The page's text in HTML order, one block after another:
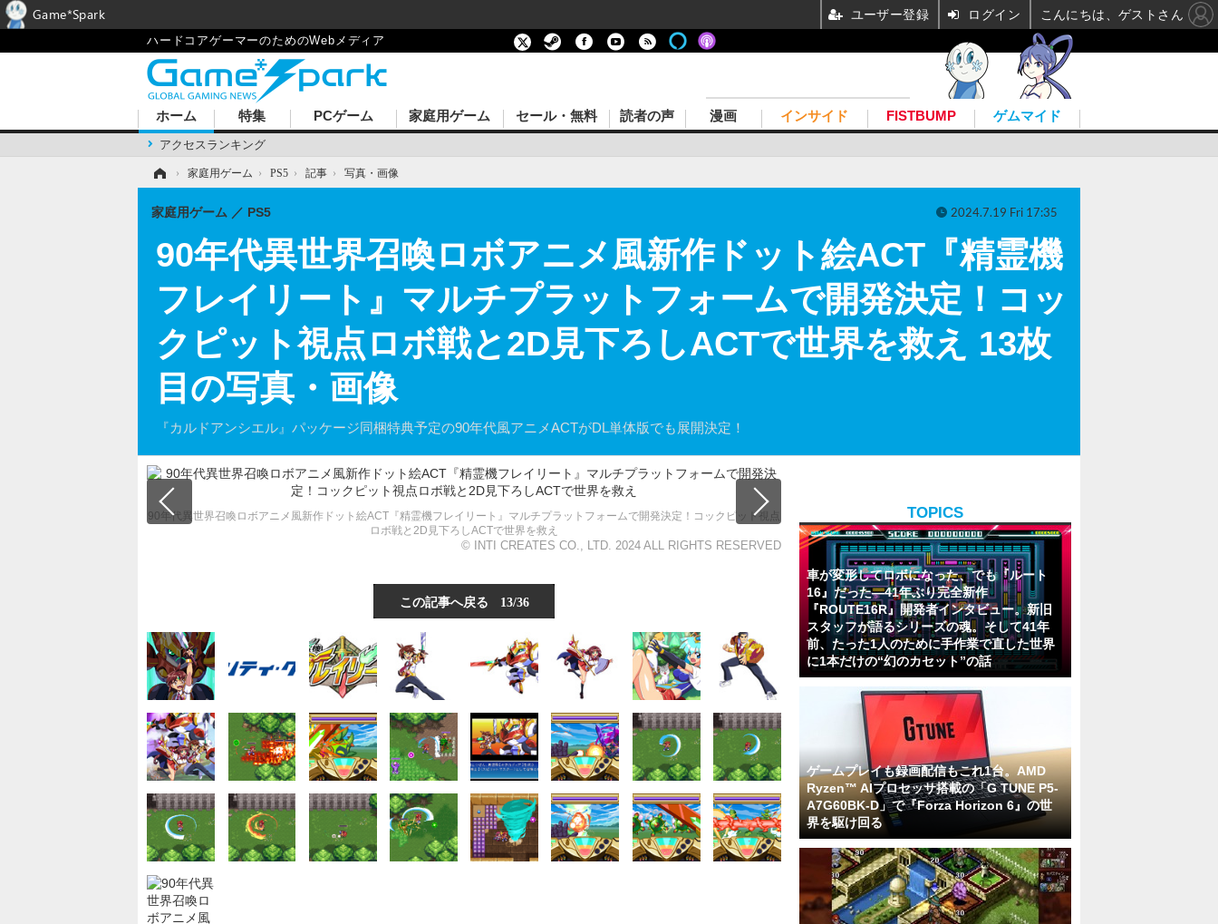
ハードコアゲーマーのためのWebメディア
ホーム
アクセスランキング
特集 PCゲーム 家庭用ゲーム セール・無料 読者の声 漫画 インサイド FISTBUMP ゲムマイド
› 家庭用ゲーム › PS5 › 記事 › 写真・画像
90年代異世界召喚ロボアニメ風新作ドット絵ACT『精霊機
フレイリート』マルチプラットフォームで開発決定！コッ
クピット視点ロボ戦と2D見下ろしACTで世界を救え 13枚
目の写真・画像
『カルドアンシエル』パッケージ同梱特典予定の90年代風アニメACTがDL単体版でも展開決定！
家庭用ゲーム PS5 2024.7.19 Fri 17:35
© INTI CREATES CO., LTD. 2024 ALL RIGHTS RESERVED
90年代異世界召喚ロボアニメ風新作ドット絵ACT『精霊機フレイリート』マルチプラットフォームで開発決定！コックピット視点
ロボ戦と2D見下ろしACTで世界を救え
この記事へ戻る 13/36
TOPICS
車が変形してロボになった、でも『ルート
16』だった―41年ぶり完全新作
『ROUTE16R』開発者インタビュー。新旧
スタッフが語るシリーズの魂。そして41年
前、たった1人のために手作業で直した世界
に1本だけの“幻のカセット”の話
ゲームプレイも録画配信もこれ1台。AMD
Ryzen™ AIプロセッサ搭載の「G TUNE P5-
A7G60BK-D」で『Forza Horizon 6』の世
界を駆け回る
Game*Spark ユーザー登録 ログイン こんにちは、ゲストさん